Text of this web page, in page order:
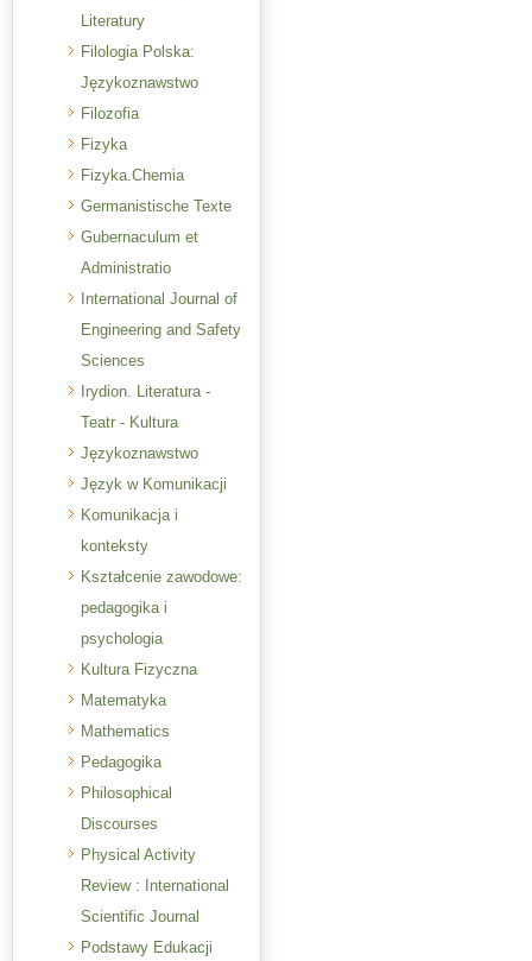
Literatury
Filologia Polska:
Językoznawstwo
Filozofia
Fizyka
Fizyka.Chemia
Germanistische Texte
Gubernaculum et
Administratio
International Journal of
Engineering and Safety
Sciences
Irydion. Literatura -
Teatr - Kultura
Językoznawstwo
Język w Komunikacji
Komunikacja i
konteksty
Kształcenie zawodowe:
pedagogika i
psychologia
Kultura Fizyczna
Matematyka
Mathematics
Pedagogika
Philosophical
Discourses
Physical Activity
Review : International
Scientific Journal
Podstawy Edukacji